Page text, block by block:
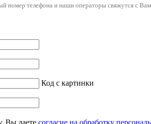
номер телефона и наши операторы свяжутся с
Код с картинки
Вы даете согласие на обработку